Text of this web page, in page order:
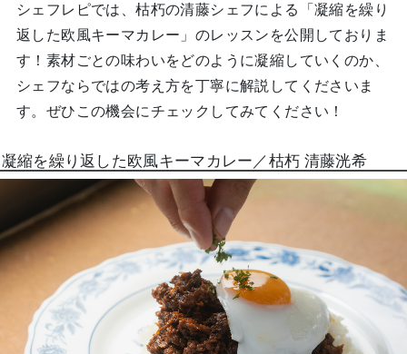
シェフレピでは、枯朽の清藤シェフによる「凝縮を繰り
返した欧風キーマカレー」のレッスンを公開しておりま
す！素材ごとの味わいをどのように凝縮していくのか、
シェフならではの考え方を丁寧に解説してくださいま
す。ぜひこの機会にチェックしてみてください！
凝縮を繰り返した欧風キーマカレー／枯朽 清藤洸希